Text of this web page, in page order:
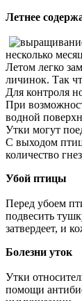
Летнее
несколько
Летом легко
личинок. Так
Для контроля
При
водной
Утки могут
С выходом
количество
Убой птицы
Перед убоем
подвесить
затвердеет, и
Болезни уток
Утки
помощи